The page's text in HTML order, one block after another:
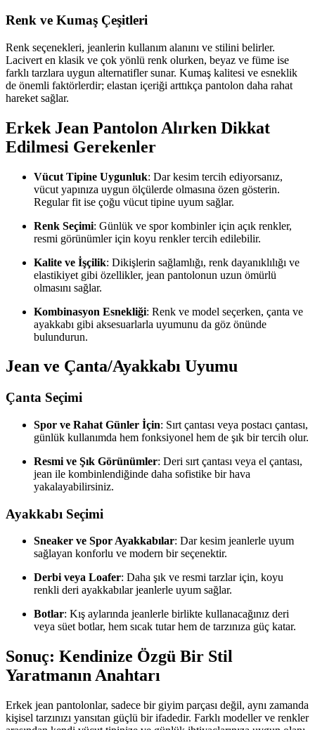
Renk ve Kumaş Çeşitleri
Renk seçenekleri, jeanlerin kullanım alanını ve stilini belirler.
Lacivert en klasik ve çok yönlü renk olurken, beyaz ve füme ise
farklı tarzlara uygun alternatifler sunar. Kumaş kalitesi ve esneklik
de önemli faktörlerdir; elastan içeriği arttıkça pantolon daha rahat
hareket sağlar.
Erkek Jean Pantolon Alırken Dikkat
Edilmesi Gerekenler
Vücut Tipine Uygunluk: Dar kesim tercih ediyorsanız,
vücut yapınıza uygun ölçülerde olmasına özen gösterin.
Regular fit ise çoğu vücut tipine uyum sağlar.
Renk Seçimi: Günlük ve spor kombinler için açık renkler,
resmi görünümler için koyu renkler tercih edilebilir.
Kalite ve İşçilik: Dikişlerin sağlamlığı, renk dayanıklılığı ve
elastikiyet gibi özellikler, jean pantolonun uzun ömürlü
olmasını sağlar.
Kombinasyon Esnekliği: Renk ve model seçerken, çanta ve
ayakkabı gibi aksesuarlarla uyumunu da göz önünde
bulundurun.
Jean ve Çanta/Ayakkabı Uyumu
Çanta Seçimi
Spor ve Rahat Günler İçin: Sırt çantası veya postacı çantası,
günlük kullanımda hem fonksiyonel hem de şık bir tercih olur.
Resmi ve Şık Görünümler: Deri sırt çantası veya el çantası,
jean ile kombinlendiğinde daha sofistike bir hava
yakalayabilirsiniz.
Ayakkabı Seçimi
Sneaker ve Spor Ayakkabılar: Dar kesim jeanlerle uyum
sağlayan konforlu ve modern bir seçenektir.
Derbi veya Loafer: Daha şık ve resmi tarzlar için, koyu
renkli deri ayakkabılar jeanlerle uyum sağlar.
Botlar: Kış aylarında jeanlerle birlikte kullanacağınız deri
veya süet botlar, hem sıcak tutar hem de tarzınıza güç katar.
Sonuç: Kendinize Özgü Bir Stil
Yaratmanın Anahtarı
Erkek jean pantolonlar, sadece bir giyim parçası değil, aynı zamanda
kişisel tarzınızı yansıtan güçlü bir ifadedir. Farklı modeller ve renkler